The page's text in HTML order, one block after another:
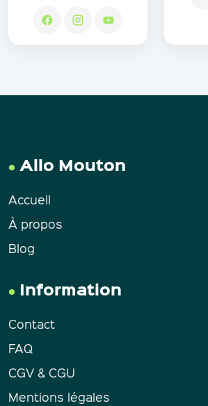
Allo Mouton
Accueil
À propos
Blog
Information
Contact
FAQ
CGV & CGU
Mentions légales